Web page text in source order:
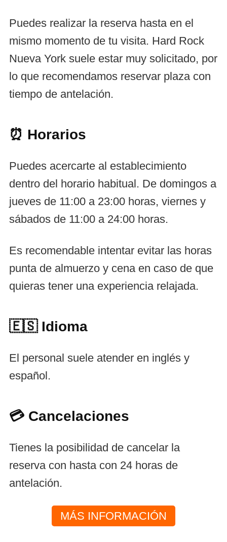
Puedes realizar la reserva hasta en el
mismo momento de tu visita. Hard Rock
Nueva York suele estar muy solicitado, por
lo que recomendamos reservar plaza con
tiempo de antelación.
⏰ Horarios
Puedes acercarte al establecimiento
dentro del horario habitual. De domingos a
jueves de 11:00 a 23:00 horas, viernes y
sábados de 11:00 a 24:00 horas.
Es recomendable intentar evitar las horas
punta de almuerzo y cena en caso de que
quieras tener una experiencia relajada.
🇪🇸 Idioma
El personal suele atender en inglés y
español.
💳 Cancelaciones
Tienes la posibilidad de cancelar la
reserva con hasta con 24 horas de
antelación.
MÁS INFORMACIÓN